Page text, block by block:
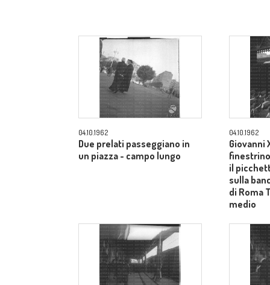
04.10.1962
Due prelati passeggiano in
un piazza - campo lungo
04.10.1962
Giovanni
il
sulla
di Roma
medio